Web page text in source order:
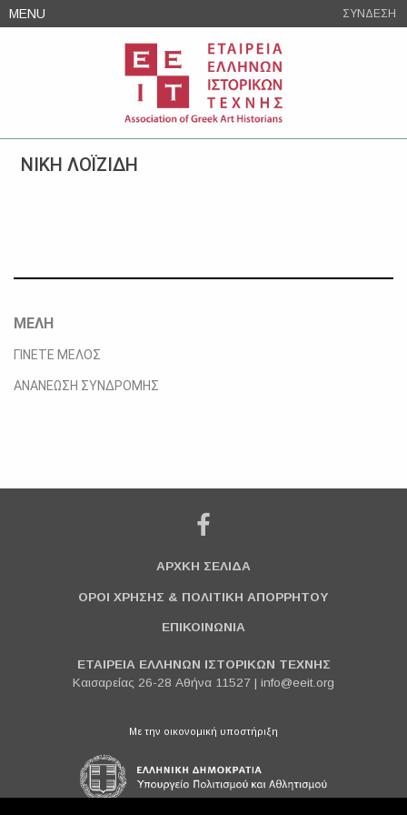
Skip
to
MENU ΣΥΝΔΕΣΗ
ΝΙΚΗ ΛΟΪΖΙΔΗ
ΜΕΛΗ
ΓΙΝΕΤΕ ΜΕΛΟΣ
ΑΝΑΝΕΩΣΗ ΣΥΝΔΡΟΜΗΣ
ΑΡΧΚΗ ΣΕΛΙΔΑ
ΟΡΟΙ ΧΡΗΣΗΣ & ΠΟΛΙΤΙΚΗ ΑΠΟΡΡΗΤΟΥ
ΕΠΙΚΟΙΝΩΝΙΑ
ΕΤΑΙΡΕΙΑ ΕΛΛΗΝΩΝ ΙΣΤΟΡΙΚΩΝ ΤΕΧΝΗΣ
Καισαρείας 26-28 Αθήνα 11527 | info@eeit.org
Με την οικονομική υποστήριξη